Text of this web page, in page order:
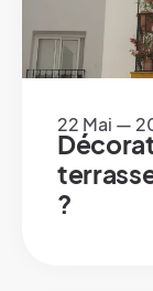
22 Mai —
?